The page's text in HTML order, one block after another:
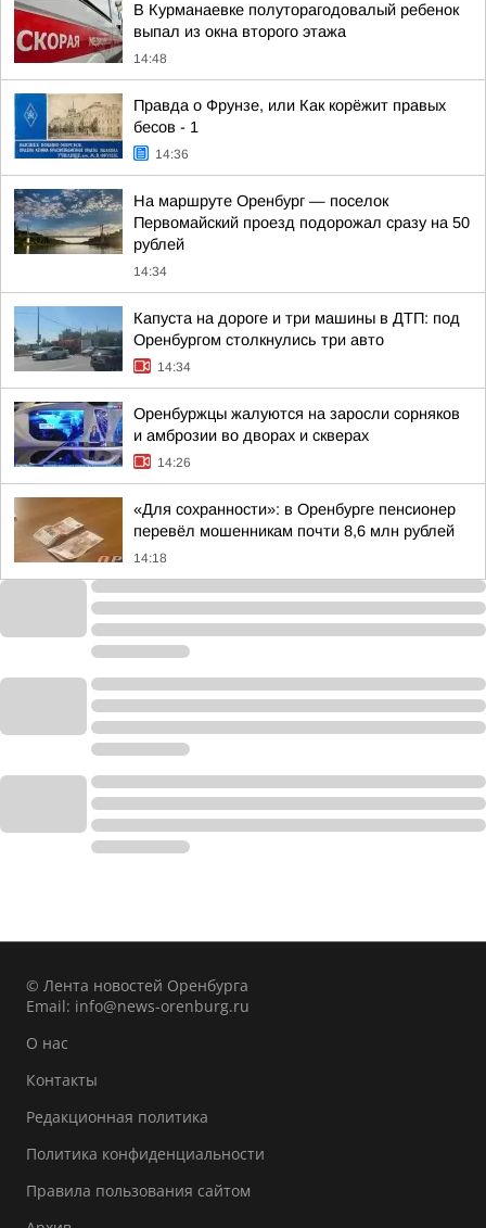
В Курманаевке полуторагодовалый ребенок
выпал из окна второго этажа
14:48
Правда о Фрунзе, или Как корёжит правых
бесов - 1
14:36
На маршруте Оренбург — поселок
Первомайский проезд подорожал сразу на 50
рублей
14:34
Капуста на дороге и три машины в ДТП: под
Оренбургом столкнулись три авто
14:34
Оренбуржцы жалуются на заросли сорняков
и амброзии во дворах и скверах
14:26
«Для сохранности»: в Оренбурге пенсионер
перевёл мошенникам почти 8,6 млн рублей
14:18
© Лента новостей Оренбурга
Email: info@news-orenburg.ru
О нас
Контакты
Редакционная политика
Политика конфиденциальности
Правила пользования сайтом